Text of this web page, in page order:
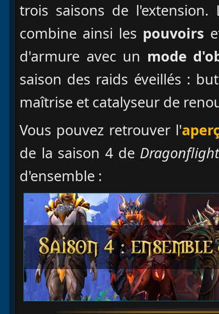
trois saisons de
combine ainsi les pouvoirs
d'armure avec un mode
saison des raids éveillés :
maîtrise et catalyseur de
Vous pouvez retrouver l'
de la saison 4 de
d'ensemble :